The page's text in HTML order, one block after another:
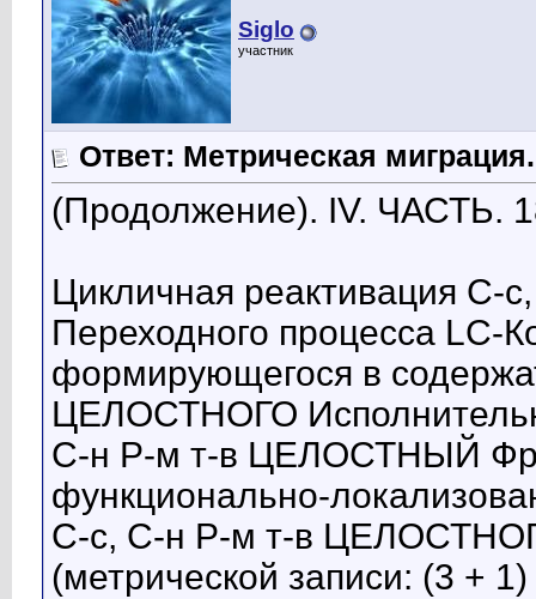
Siglo
участник
Ответ: Метрическая миграция.
(Продолжение). IV. ЧАСТЬ.
Цикличная реактивация
Переходного процесса LC-
формирующегося в
ЦЕЛОСТНОГО
С-н Р-м т-в ЦЕЛОСТНЫЙ
функционально-
С-с, С-н Р-м т-в
(метрической записи: (3 +